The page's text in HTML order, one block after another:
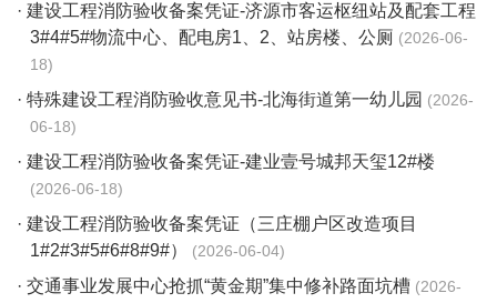
· 建设工程消防验收备案凭证-济源市客运枢纽站及配套工程
3#4#5#物流中心、配电房1、2、站房楼、公厕
2026-06-
18
· 特殊建设工程消防验收意见书-北海街道第一幼儿园
2026-
06-18
· 建设工程消防验收备案凭证-建业壹号城邦天玺12#楼
2026-06-18
· 建设工程消防验收备案凭证（三庄棚户区改造项目
1#2#3#5#6#8#9#）
2026-06-04
· 交通事业发展中心抢抓“黄金期”集中修补路面坑槽 2026-